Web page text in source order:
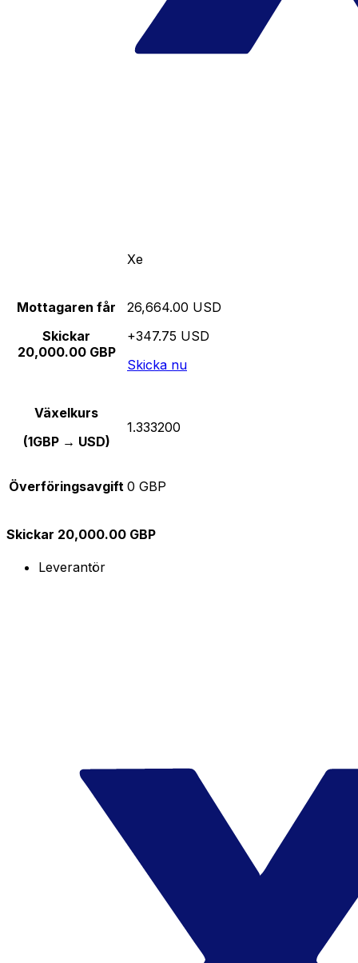
Xe
Mottagaren får
Skickar
20,000.00 GBP
26,664.00 USD
+347.75 USD
Skicka nu
Växelkurs
(1GBP → USD)
1.333200
Överföringsavgift 0 GBP
Skickar 20,000.00 GBP
Leverantör